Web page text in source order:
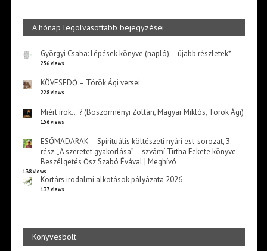
A hónap legolvasottabb bejegyzései
Györgyi Csaba: Lépések könyve (napló) – újabb részletek*
256 views
KÖVESEDŐ – Török Ági versei
228 views
Miért írok… ? (Böszörményi Zoltán, Magyar Miklós, Török Ági)
156 views
ESŐMADARAK – Spirituális költészeti nyári est-sorozat, 3.
rész: „A szeretet gyakorlása” – szvámí Tírtha Fekete könyve –
Beszélgetés Ősz Szabó Évával | Meghívó
138 views
Kortárs irodalmi alkotások pályázata 2026
137 views
Könyvesbolt